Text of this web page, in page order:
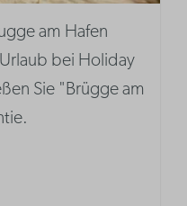
am Hafen
bei Holiday
Sie "Brügge am